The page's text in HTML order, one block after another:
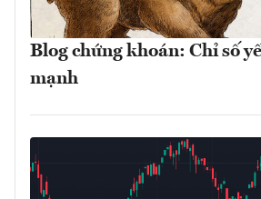
Blog chứng khoán: Chỉ số
mạnh